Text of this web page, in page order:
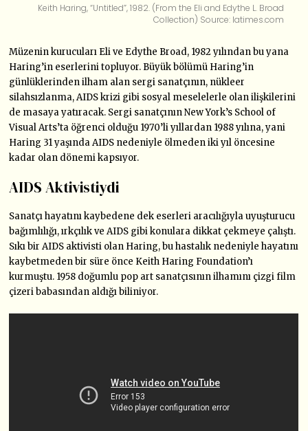
Keith Haring, “Untitled”, 1982. (From the Eli and Edythe L. Broad
Collection) Source: latimes.com
Müzenin kurucuları Eli ve Edythe Broad, 1982 yılından bu yana
Haring’in eserlerini topluyor. Büyük bölümü Haring’in
günlüklerinden ilham alan sergi sanatçının, nükleer
silahsızlanma, AIDS krizi gibi sosyal meselelerle olan ilişkilerini
de masaya yatıracak. Sergi sanatçının New York’s School of
Visual Arts’ta öğrenci olduğu 1970’li yıllardan 1988 yılına, yani
Haring 31 yaşında AIDS nedeniyle ölmeden iki yıl öncesine
kadar olan dönemi kapsıyor.
AIDS Aktivistiydi
Sanatçı hayatını kaybedene dek eserleri aracılığıyla uyuşturucu
bağımlılığı, ırkçılık ve AIDS gibi konulara dikkat çekmeye çalıştı.
Sıkı bir AIDS aktivisti olan Haring, bu hastalık nedeniyle hayatını
kaybetmeden bir süre önce Keith Haring Foundation’ı
kurmuştu. 1958 doğumlu pop art sanatçısının ilhamını çizgi film
çizeri babasından aldığı biliniyor.